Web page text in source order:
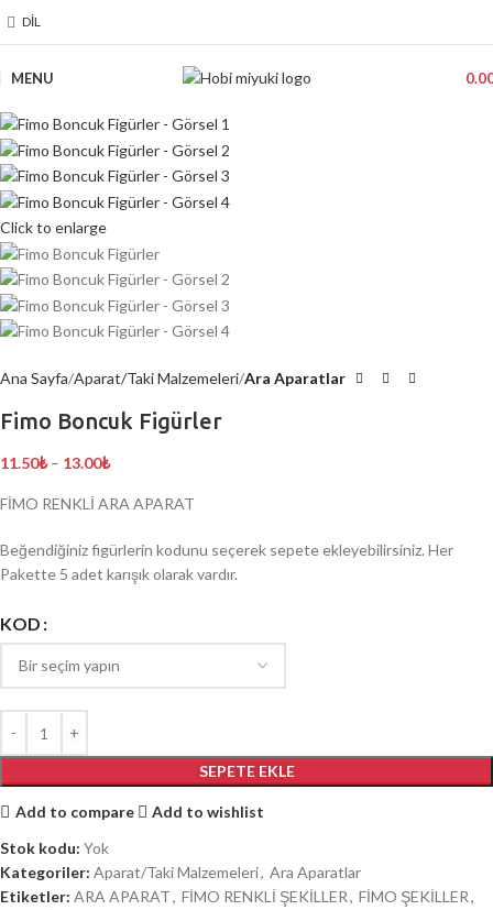
DIL
MENU
Click to enlarge
Ana Sayfa Aparat/Taki Malzemeleri Ara Aparatlar
Fimo Boncuk Figürler
11.50₺ – 13.00₺
FİMO RENKLİ ARA APARAT
Beğendiğiniz figürlerin kodunu seçerek sepete ekleyebilirsiniz. Her
Pakette 5 adet karışık olarak vardır.
KOD
SEPETE EKLE
Add to compare
Add to wishlist
Stok kodu: Yok
Kategoriler: Aparat/Taki Malzemeleri, Ara Aparatlar
Etiketler: ARA APARAT, FİMO RENKLİ ŞEKİLLER, FİMO ŞEKİLLER,